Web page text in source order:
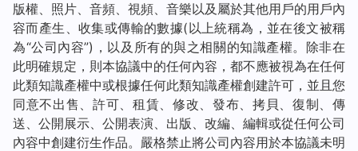
版權、照片、音頻、視頻、音樂以及屬於其他用戶的用戶內
容而產生、收集或傳輸的數據(以上統稱為，並在後文被稱
為“公司內容”)，以及所有的與之相關的知識產權。除非在
此明確規定，則本協議中的任何內容，都不應被視為在任何
此類知識產權中或根據任何此類知識產權創建許可，並且您
同意不出售、許可、租賃、修改、發布、拷貝、復制、傳
送、公開展示、公開表演、出版、改編、編輯或從任何公司
內容中創建衍生作品。嚴格禁止將公司內容用於本協議未明